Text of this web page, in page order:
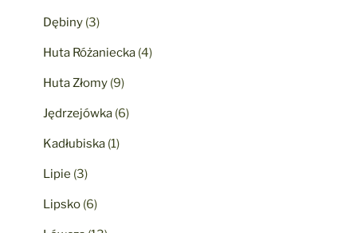
Dębiny (3)
Huta Różaniecka (4)
Huta Złomy (9)
Jędrzejówka (6)
Kadłubiska (1)
Lipie (3)
Lipsko (6)